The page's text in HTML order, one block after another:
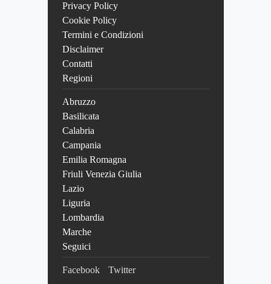
Privacy Policy
Cookie Policy
Termini e Condizioni
Disclaimer
Contatti
Regioni
Abruzzo
Basilicata
Calabria
Campania
Emilia Romagna
Friuli Venezia Giulia
Lazio
Liguria
Lombardia
Marche
Seguici
Facebook Twitter